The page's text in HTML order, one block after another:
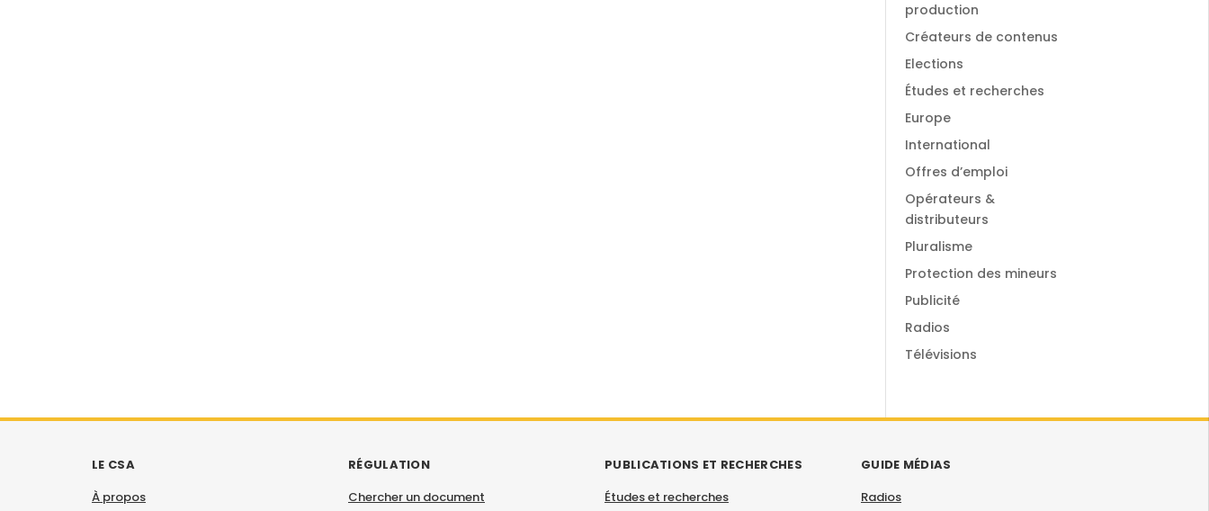
production
Créateurs de contenus
Elections
Études et recherches
Europe
International
Offres d’emploi
Opérateurs &
distributeurs
Pluralisme
Protection des mineurs
Publicité
Radios
Télévisions
LE CSA
À propos
RÉGULATION
Chercher un document
PUBLICATIONS ET RECHERCHES
Études et recherches
GUIDE MÉDIAS
Radios